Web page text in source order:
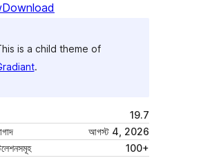
Download
is a child theme of
.
19.7
আগস্ট 4, 2026
100+